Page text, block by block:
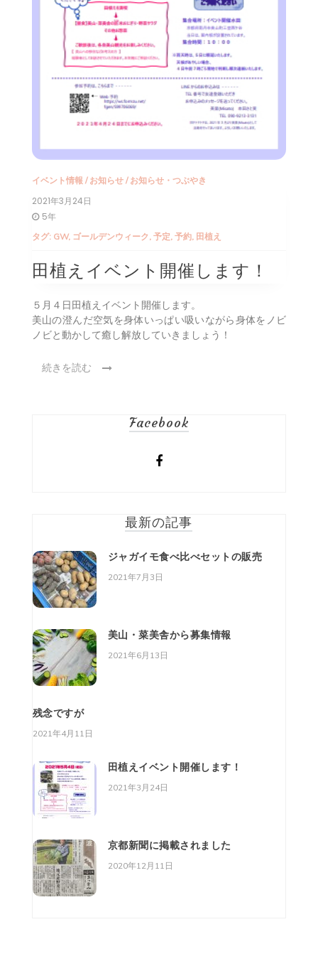
イベント情報 / お知らせ/ お知らせ・つぶやき
2021年3月24日
5年
タグ: GW, ゴールデンウィーク, 予定, 予約, 田植え
田植えイベント開催します！
５月４日田植えイベント開催します。
美山の澄んだ空気を身体いっぱい吸いながら身体をノビ
ノビと動かして癒し解放していきましょう！
続きを読む
Facebook
最新の記事
ジャガイモ食べ比べセットの販売
2021年7月3日
美山・菜美舎から募集情報
2021年6月13日
残念ですが
2021年4月11日
田植えイベント開催します！
2021年3月24日
京都新聞に掲載されました
2020年12月11日